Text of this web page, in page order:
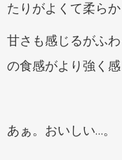
たりがよくて柔ら
甘さも感じるがふ
の食感がより強く感
あぁ。おいしい…。